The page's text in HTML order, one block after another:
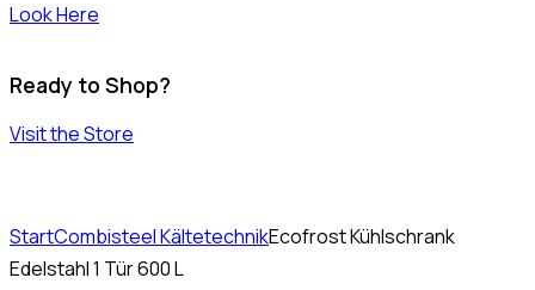
Look Here
Ready to Shop?
Visit the Store
StartCombisteel KältetechnikEcofrost Kühlschrank
Edelstahl 1 Tür 600 L